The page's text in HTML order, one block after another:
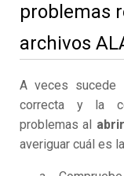
problemas
archivos
A veces sucede
correcta y la
problemas al
averiguar cuál es